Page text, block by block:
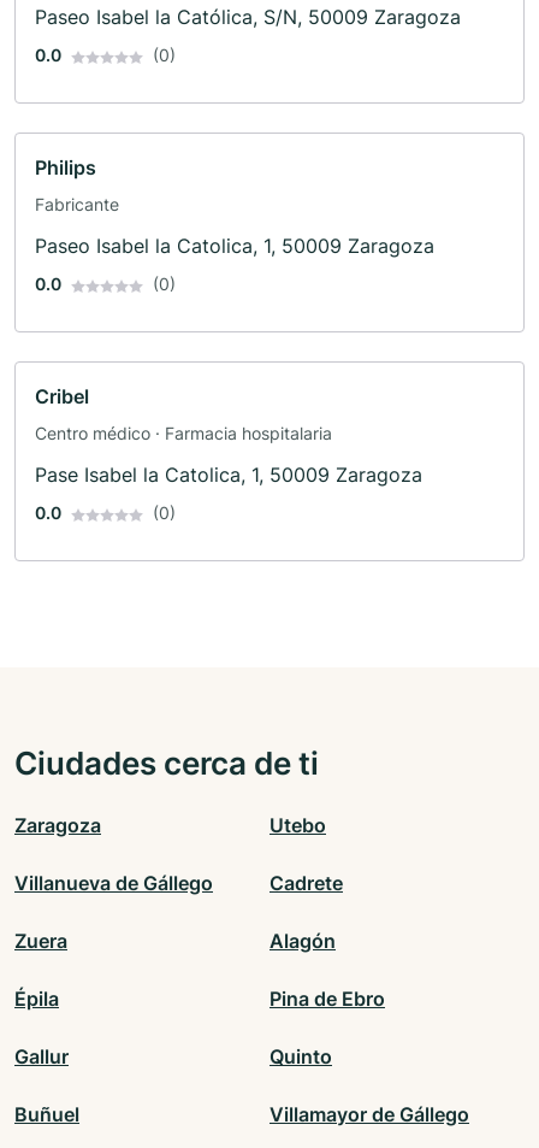
Paseo Isabel la Católica, S/N, 50009 Zaragoza
0.0 (0)
Philips
Fabricante
Paseo Isabel la Catolica, 1, 50009 Zaragoza
0.0 (0)
Cribel
Centro médico · Farmacia hospitalaria
Pase Isabel la Catolica, 1, 50009 Zaragoza
0.0 (0)
Ciudades cerca de ti
Zaragoza Utebo
Villanueva de Gállego Cadrete
Zuera Alagón
Épila Pina de Ebro
Gallur Quinto
Buñuel Villamayor de Gállego